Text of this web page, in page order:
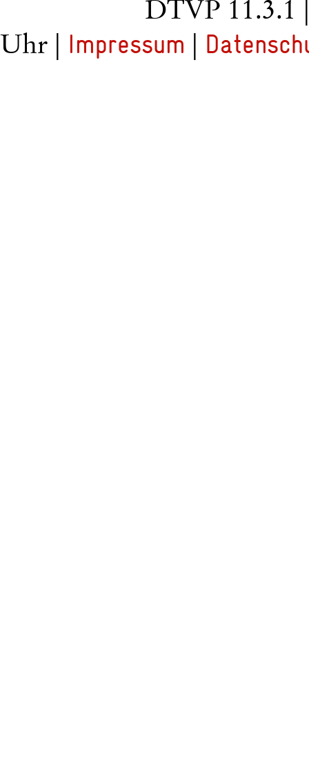
DTVP 11.3.1
Uhr | Impressum |